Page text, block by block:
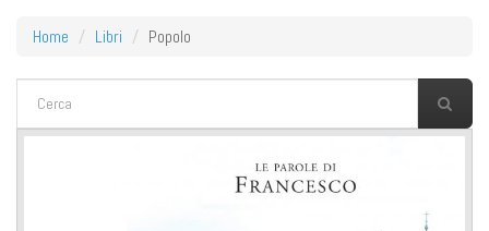
Home Libri Popolo
FORM DI RICERCA